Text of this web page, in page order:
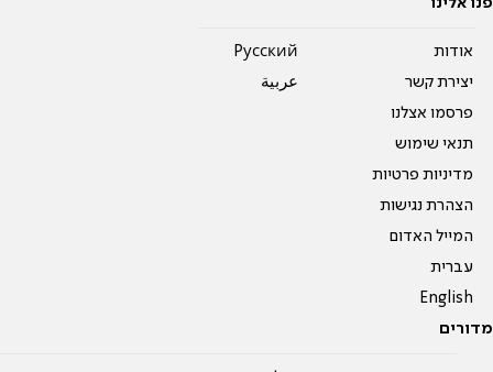
פנו אלינו
אודות
יצירת קשר
פרסמו אצלנו
תנאי שימוש
מדיניות פרטיות
הצהרת נגישות
המייל האדום
עברית
English
Pусский
عربية
מדורים